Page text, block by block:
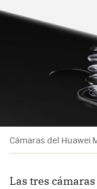
Cámaras del Huawei
Las tres